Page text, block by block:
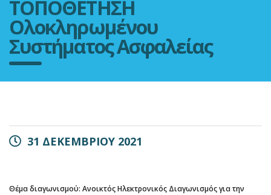
ΤΟΠΟΘΕΤΗΣΗ
Ολοκληρωμένου
Συστήματος Ασφαλείας
31 ΔΕΚΕΜΒΡΙΟΥ 2021
Θέμα διαγωνισμού: Ανοικτός Ηλεκτρονικός Διαγωνισμός για την